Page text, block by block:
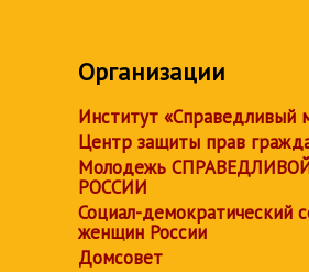
Организации
Институт «Справедливый
Центр защиты прав
Молодежь
РОССИИ
Социал-демократический
женщин России
Домсовет